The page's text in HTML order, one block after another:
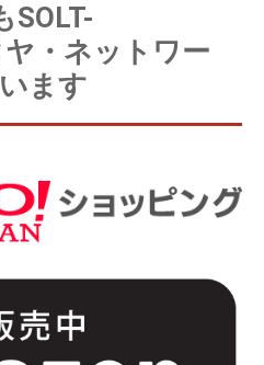
SOLT-
・ネットワー
ます